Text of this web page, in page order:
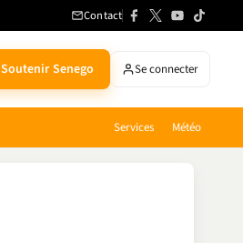
Contact
Soutenir Senego Se connecter
Services Météo